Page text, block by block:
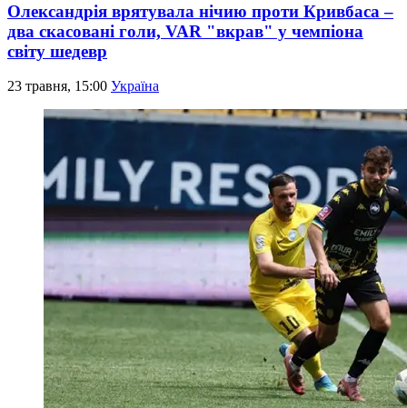
Олександрія врятувала нічию проти Кривбаса –
два скасовані голи, VAR "вкрав" у чемпіона
світу шедевр
23 травня, 15:00 Україна